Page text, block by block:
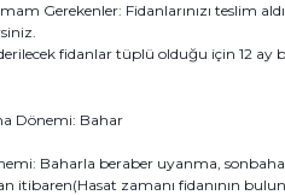
Gerekenler: Fidanlarınızı teslim
fidanlar tüplü olduğu için 12
Dönemi: Bahar
Baharla beraber uyanma,
itibaren(Hasat zamanı fidanının